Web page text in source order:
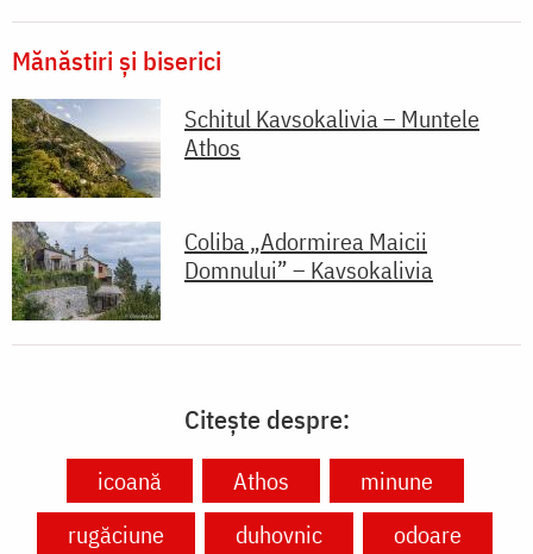
Mănăstiri și biserici
Schitul Kavsokalivia – Muntele
Athos
Coliba „Adormirea Maicii
Domnului” – Kavsokalivia
Citește despre:
icoană Athos
minune
rugăciune
duhovnic odoare